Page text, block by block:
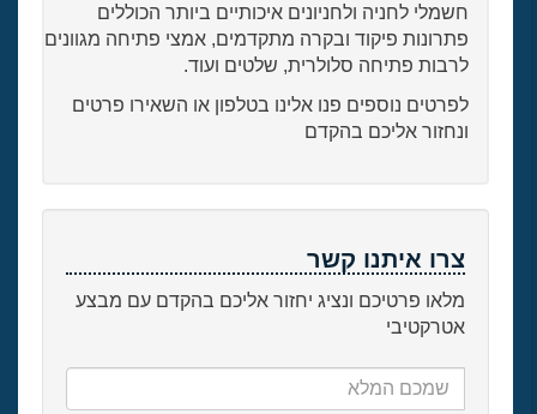
חשמלי לחניה ולחניונים איכותיים ביותר הכוללים
פתרונות פיקוד ובקרה מתקדמים, אמצי פתיחה מגוונים
לרבות פתיחה סלולרית, שלטים ועוד.
לפרטים נוספים פנו אלינו בטלפון או השאירו פרטים
ונחזור אליכם בהקדם
צרו איתנו קשר
מלאו פרטיכם ונציג יחזור אליכם בהקדם עם מבצע
אטרקטיבי
שמכם
המלא